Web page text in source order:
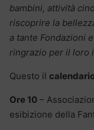
bambini, attività
riscoprire la
a tante Fondazioni
ringrazio per il loro
Questo il
Ore 10 –
esibizione della